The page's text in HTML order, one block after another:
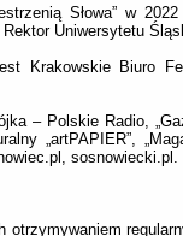
Słowa” w
Uniwersytetu
Krakowskie Biuro
– Polskie Radio,
„artPAPIER”,
sosnowiecki.pl.
otrzymywaniem